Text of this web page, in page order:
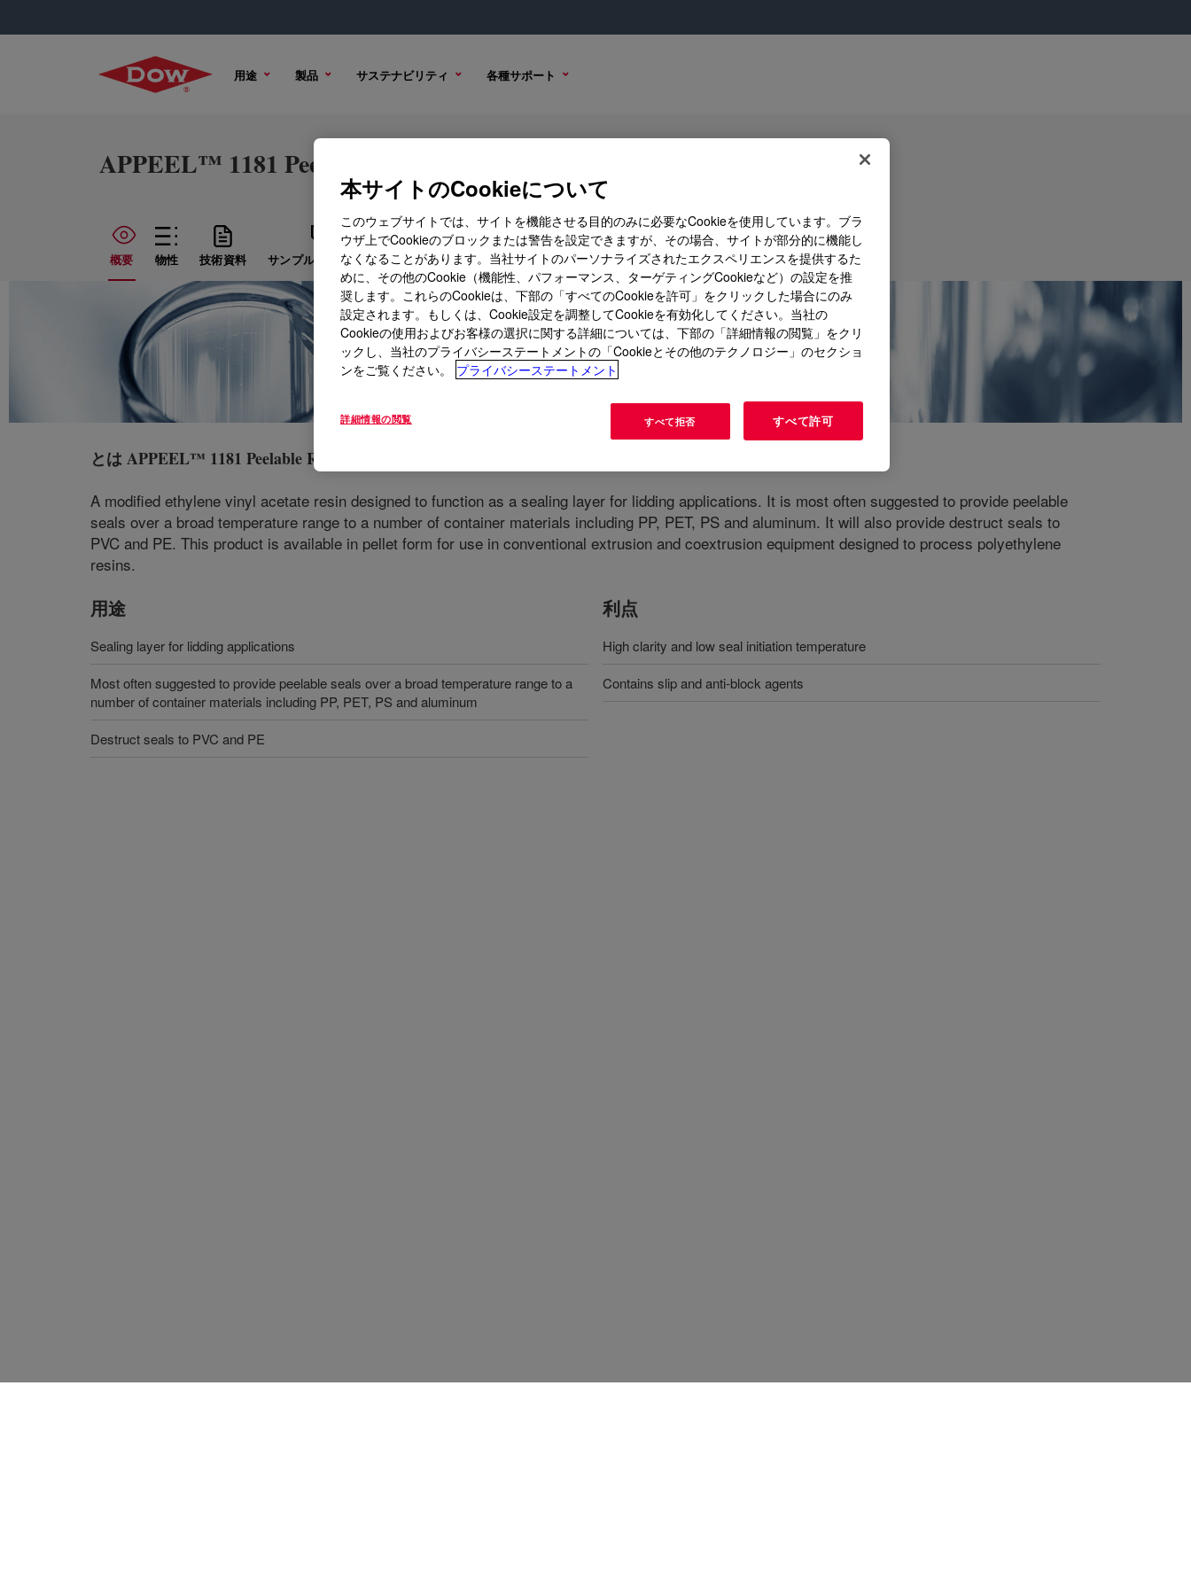
用途 製品 サステナビリティ 各種サポート
APPEEL™ 1181 Peelable Resin
概要 物性 技術資料 サンプル オプション 購入オプション
とはAPPEEL™ 1181 Peelable Resin
A modified ethylene vinyl acetate resin designed to function as a sealing layer for lidding applications. It is most often suggested to provide peelable
seals over a broad temperature range to a number of container materials including PP, PET, PS and aluminum. It will also provide destruct seals to
PVC and PE. This product is available in pellet form for use in conventional extrusion and coextrusion equipment designed to process polyethylene
resins.
用途
Sealing layer for lidding applications
Most often suggested to provide peelable seals over a broad temperature range to a
number of container materials including PP, PET, PS and aluminum
Destruct seals to PVC and PE
利点
High clarity and low seal initiation temperature
Contains slip and anti-block agents
本サイトのCookieについて
このウェブサイトでは、サイトを機能させる目的のみに必要なCookieを使用しています。ブラ
ウザ上でCookieのブロックまたは警告を設定できますが、その場合、サイトが部分的に機能し
なくなることがあります。当社サイトのパーソナライズされたエクスペリエンスを提供するた
めに、その他のCookie（機能性、パフォーマンス、ターゲティングCookieなど）の設定を推
奨します。これらのCookieは、下部の「すべてのCookieを許可」をクリックした場合にのみ
設定されます。もしくは、Cookie設定を調整してCookieを有効化してください。当社の
Cookieの使用およびお客様の選択に関する詳細については、下部の「詳細情報の閲覧」をクリ
ックし、当社のプライバシーステートメントの「Cookieとその他のテクノロジー」のセクショ
ンをご覧ください。
プライバシーステートメント
詳細情報の閲覧 すべて拒否 すべて許可